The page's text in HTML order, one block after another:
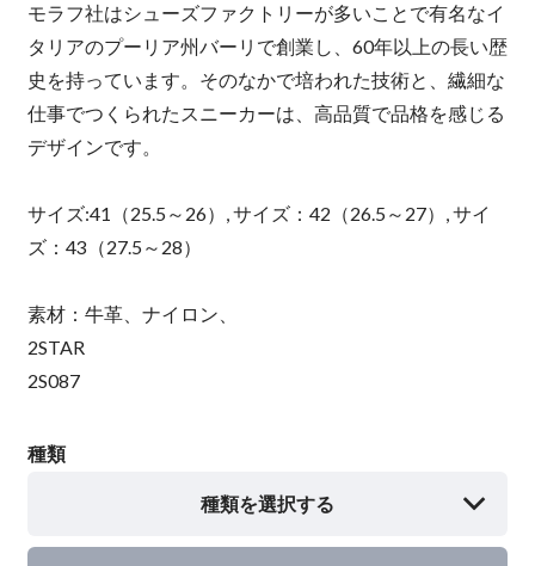
モラフ社はシューズファクトリーが多いことで有名なイ
タリアのプーリア州バーリで創業し、60年以上の長い歴
史を持っています。そのなかで培われた技術と、繊細な
仕事でつくられたスニーカーは、高品質で品格を感じる
デザインです。
サイズ:41（25.5～26）, サイズ：42（26.5～27）, サイ
ズ：43（27.5～28）
素材：牛革、ナイロン、
2STAR
2S087
種類
種類を選択する